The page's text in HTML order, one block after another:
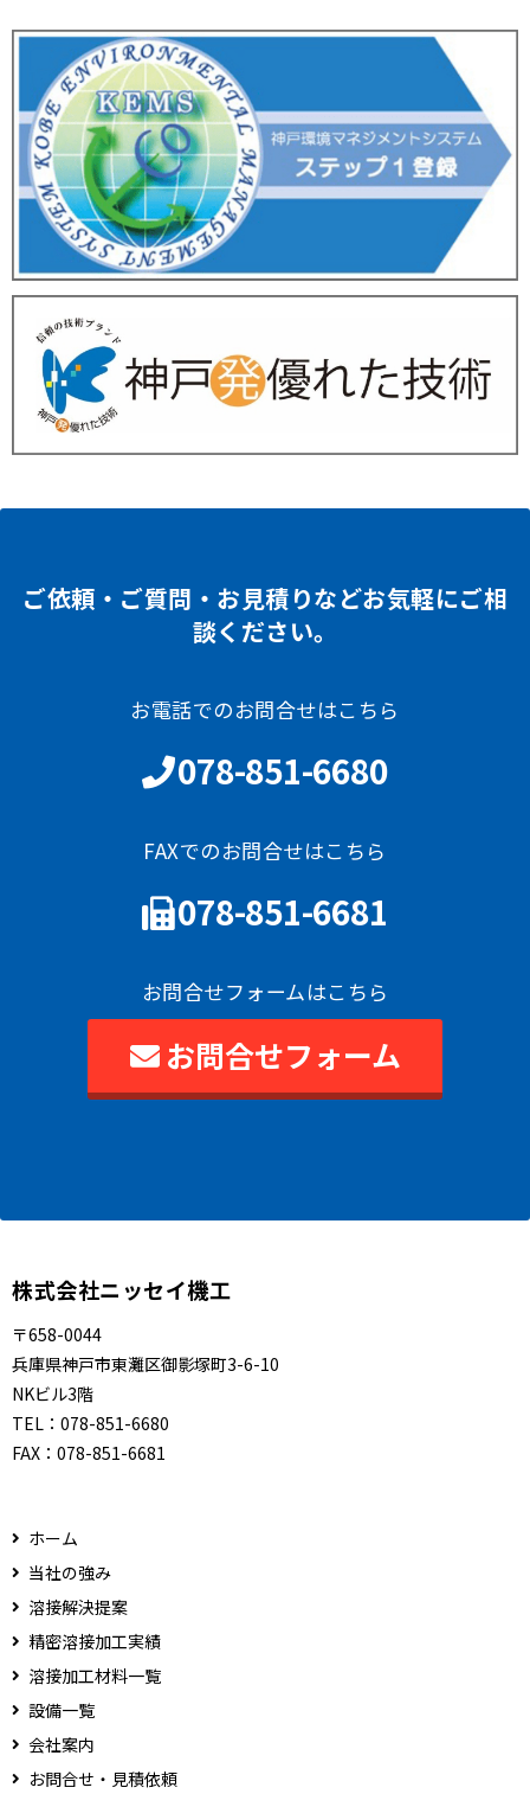
ご依頼・ご質問・お見積りなどお気軽にご相
談ください。
お電話でのお問合せはこちら
078-851-6680
FAXでのお問合せはこちら
078-851-6681
お問合せフォームはこちら
お問合せフォーム
株式会社ニッセイ機工
〒658-0044
兵庫県神戸市東灘区御影塚町3-6-10
NKビル3階
TEL： 078-851-6680
FAX： 078-851-6681
ホーム
当社の強み
溶接解決提案
精密溶接加工実績
溶接加工材料一覧
設備一覧
会社案内
お問合せ・見積依頼